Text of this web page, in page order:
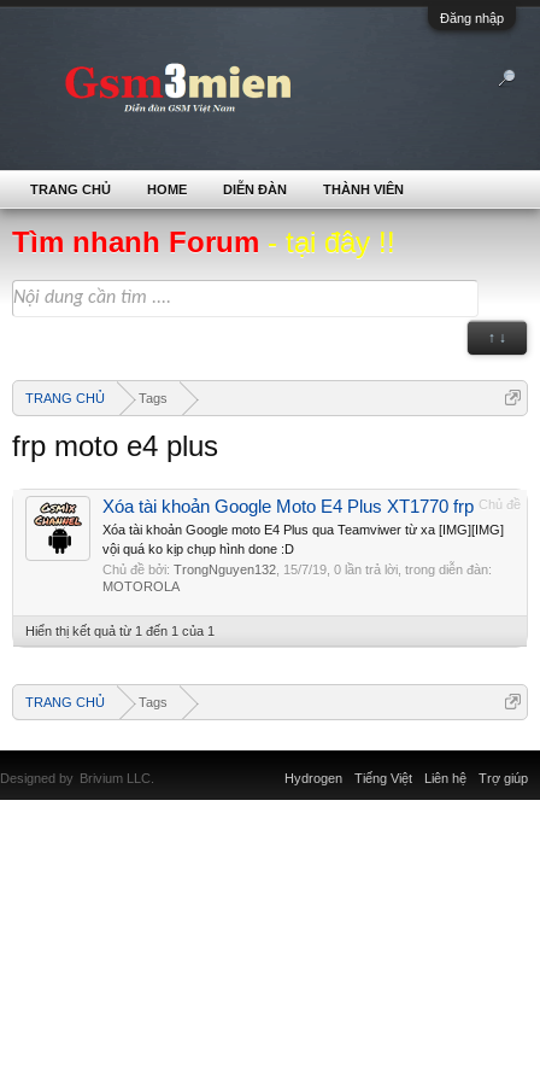
Đăng nhập
Tìm nhanh Forum - tại đây !!
↑ ↓
TRANG CHỦ Tags
frp moto e4 plus
Chủ đề
Xóa tài khoản Google Moto E4 Plus XT1770 frp
Xóa tài khoản Google moto E4 Plus qua Teamviwer từ xa [IMG][IMG]
vội quá ko kịp chụp hình done :D
Chủ đề bởi: TrongNguyen132 15/7/19 , 0 lần trả lời, trong diễn đàn:
MOTOROLA
Hiển thị kết quả từ 1 đến 1 của 1
TRANG CHỦ Tags
TRANG CHỦ HOME DIỄN ĐÀN THÀNH VIÊN
Liên hệ Trợ giúp
Hydrogen Tiếng Việt
Designed by Brivium LLC.